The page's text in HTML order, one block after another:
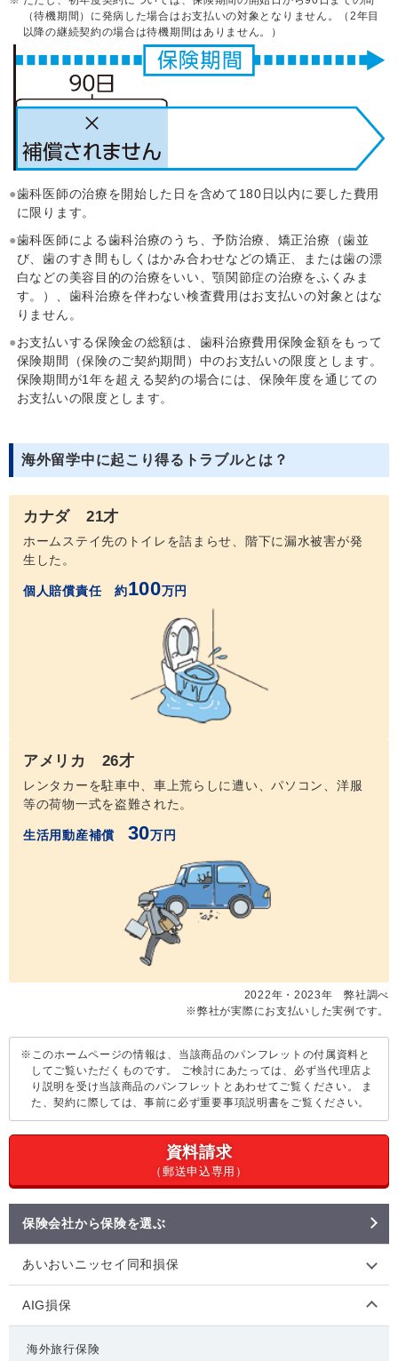
（待機期間）に発病した場合はお支払いの対象となりません。（2年目
以降の継続契約の場合は待機期間はありません。）
歯科医師の治療を開始した日を含めて180日以内に要した費用
に限ります。
歯科医師による歯科治療のうち、予防治療、矯正治療（歯並
び、歯のすき間もしくはかみ合わせなどの矯正、または歯の漂
白などの美容目的の治療をいい、顎関節症の治療をふくみま
す。）、歯科治療を伴わない検査費用はお支払いの対象とはな
りません。
お支払いする保険金の総額は、歯科治療費用保険金額をもって
保険期間（保険のご契約期間）中のお支払いの限度とします。
保険期間が1年を超える契約の場合には、保険年度を通じての
お支払いの限度とします。
海外留学中に起こり得るトラブルとは？
カナダ 21才
ホームステイ先のトイレを詰まらせ、階下に漏水被害が発
生した。
個人賠償責任 約100万円
アメリカ 26才
レンタカーを駐車中、車上荒らしに遭い、パソコン、洋服
等の荷物一式を盗難された。
生活用動産補償 30万円
2022年・2023年 弊社調べ
※弊社が実際にお支払いした実例です。
このホームページの情報は、当該商品のパンフレットの付属資料と
してご覧いただくものです。 ご検討にあたっては、必ず当代理店よ
り説明を受け当該商品のパンフレットとあわせてご覧ください。 ま
た、契約に際しては、事前に必ず重要事項説明書をご覧ください。
資料請求
（郵送申込専用）
保険会社から保険を選ぶ
あいおいニッセイ同和損保
AIG損保
海外旅行保険